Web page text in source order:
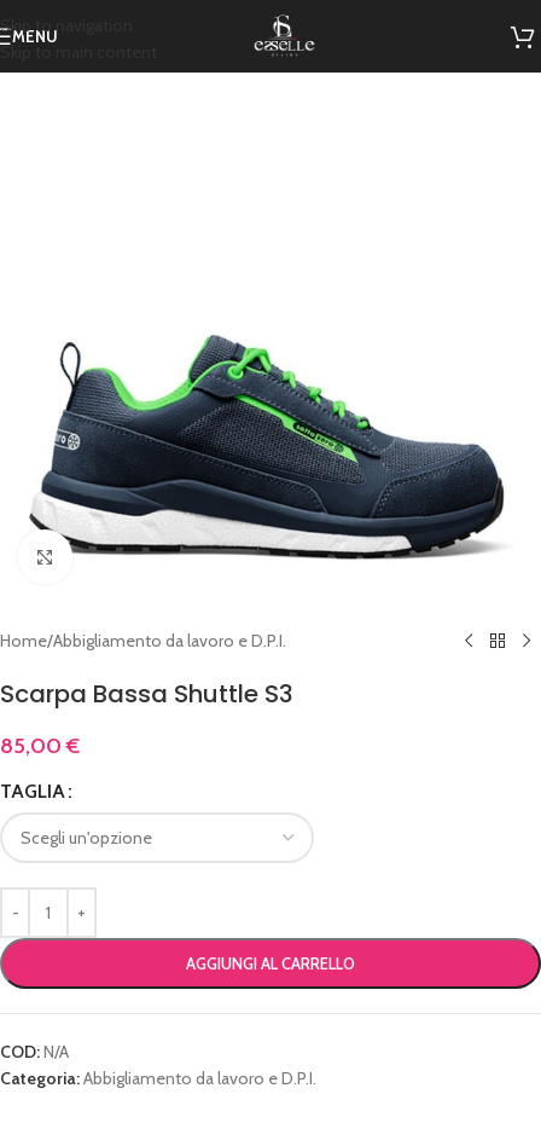
Skip to navigation
Skip to main content
MENU
Click to enlarge
Home/Abbigliamento da lavoro e D.P.I.
Scarpa Bassa Shuttle S3
85,00€
TAGLIA
AGGIUNGI AL CARRELLO
COD:N/A
Categoria:Abbigliamento da lavoro e D.P.I.